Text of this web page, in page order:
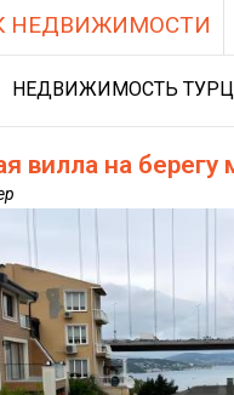
НЕДВИЖИМОСТИ
НЕДВИЖИМОСТЬ
вилла на